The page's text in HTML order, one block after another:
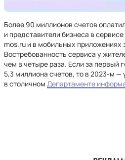
Более 90 миллионов счетов
и представители бизнеса в
mos.ru и в мобильных приложениях
Востребованность сервиса у
чем в четыре раза. Если за первый
5,3 миллиона счетов, то в 2023-м
в столичном Департаменте